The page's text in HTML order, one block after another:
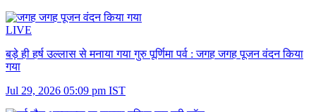
LIVE
बड़े ही हर्ष उल्लास से मनाया गया गुरु पूर्णिमा पर्व : जगह जगह पूजन वंदन किया
गया
Jul 29, 2026 05:09 pm IST